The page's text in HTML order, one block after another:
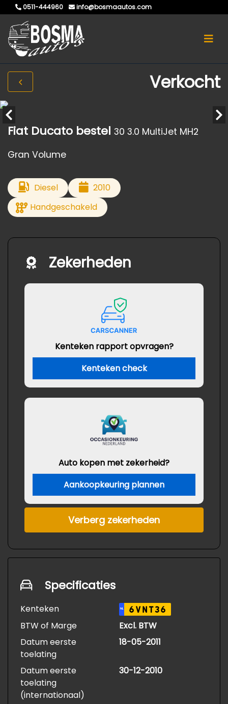
0511-444960 info@bosmaautos.com
Verkocht
Fiat Ducato bestel 30 3.0 MultiJet MH2
Gran Volume
Diesel
2010
Handgeschakeld
Zekerheden
Kenteken rapport opvragen?
Kenteken check
Auto kopen met zekerheid?
Aankoopkeuring plannen
Verberg zekerheden
Specificaties
Kenteken NL 6VNT36
BTW of Marge
Excl. BTW
Datum eerste
toelating
18-05-2011
Datum eerste
toelating
(internationaal)
30-12-2010